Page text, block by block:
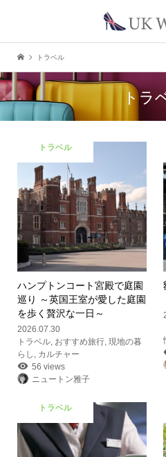
トラベル
トラ
トラベル
ハンプトンコート宮殿で庭園
巡り ～英国王室が愛した庭園
を歩く贅沢な一日～
2026.07.30
トラベル, おすすめ旅行, 現地の暮
らし
カルチャー
56 views
ニュートン雅子
トラベル